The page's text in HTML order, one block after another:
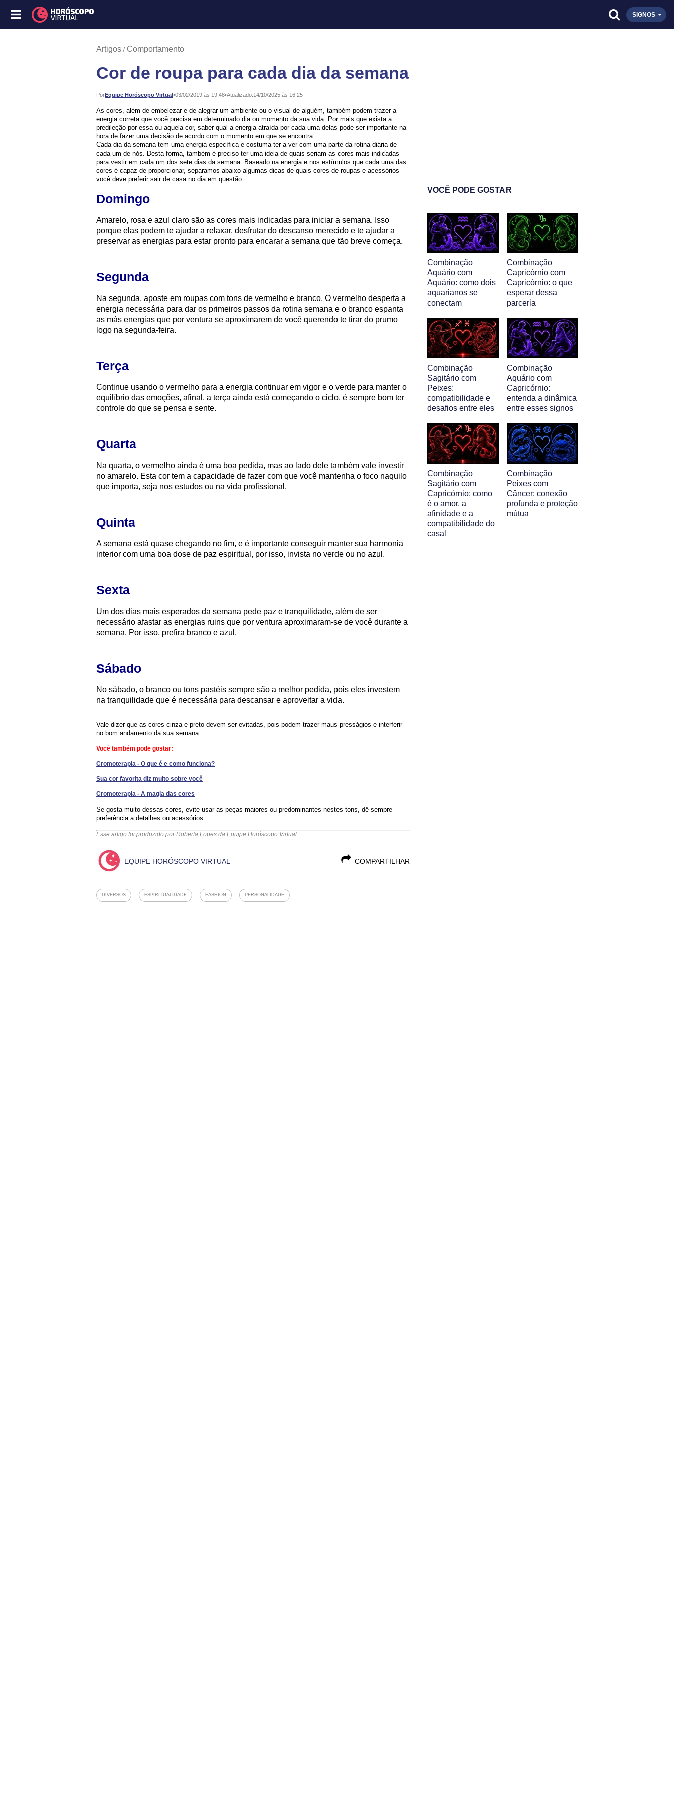
SIGNOS
Artigos Comportamento
Cor de roupa para cada dia da semana
PorEquipe Horóscopo Virtual•
Publicado: 03/02/2019 às 19:48•Atualizado:14/10/2025 às 16:25
As cores, além de embelezar e de alegrar um ambiente ou o visual de alguém, também podem trazer a
energia correta que você precisa em determinado dia ou momento da sua vida. Por mais que exista a
predileção por essa ou aquela cor, saber qual a energia atraída por cada uma delas pode ser importante na
hora de fazer uma decisão de acordo com o momento em que se encontra.
Cada dia da semana tem uma energia específica e costuma ter a ver com uma parte da rotina diária de
cada um de nós. Desta forma, também é preciso ter uma ideia de quais seriam as cores mais indicadas
para vestir em cada um dos sete dias da semana. Baseado na energia e nos estímulos que cada uma das
cores é capaz de proporcionar, separamos abaixo algumas dicas de quais cores de roupas e acessórios
você deve preferir sair de casa no dia em questão.
Domingo
Amarelo, rosa e azul claro são as cores mais indicadas para iniciar a semana. Isso
porque elas podem te ajudar a relaxar, desfrutar do descanso merecido e te ajudar a
preservar as energias para estar pronto para encarar a semana que tão breve começa.
Segunda
Na segunda, aposte em roupas com tons de vermelho e branco. O vermelho desperta a
energia necessária para dar os primeiros passos da rotina semana e o branco espanta
as más energias que por ventura se aproximarem de você querendo te tirar do prumo
logo na segunda-feira.
Terça
Continue usando o vermelho para a energia continuar em vigor e o verde para manter o
equilíbrio das emoções, afinal, a terça ainda está começando o ciclo, é sempre bom ter
controle do que se pensa e sente.
Quarta
Na quarta, o vermelho ainda é uma boa pedida, mas ao lado dele também vale investir
no amarelo. Esta cor tem a capacidade de fazer com que você mantenha o foco naquilo
que importa, seja nos estudos ou na vida profissional.
Quinta
A semana está quase chegando no fim, e é importante conseguir manter sua harmonia
interior com uma boa dose de paz espiritual, por isso, invista no verde ou no azul.
Sexta
Um dos dias mais esperados da semana pede paz e tranquilidade, além de ser
necessário afastar as energias ruins que por ventura aproximaram-se de você durante a
semana. Por isso, prefira branco e azul.
Sábado
No sábado, o branco ou tons pastéis sempre são a melhor pedida, pois eles investem
na tranquilidade que é necessária para descansar e aproveitar a vida.
Vale dizer que as cores cinza e preto devem ser evitadas, pois podem trazer maus presságios e interferir
no bom andamento da sua semana.
Você também pode gostar:
Cromoterapia - O que é e como funciona?
Sua cor favorita diz muito sobre você
Cromoterapia - A magia das cores
Se gosta muito dessas cores, evite usar as peças maiores ou predominantes nestes tons, dê sempre
preferência a detalhes ou acessórios.
Esse artigo foi produzido por Roberta Lopes da Equipe Horóscopo Virtual.
COMPARTILHAR
EQUIPE HORÓSCOPO VIRTUAL
DIVERSOS ESPIRITUALIDADE FASHION PERSONALIDADE
VOCÊ PODE GOSTAR
Combinação
Aquário com
Aquário: como dois
aquarianos se
conectam
Combinação
Capricórnio com
Capricórnio: o que
esperar dessa
parceria
Combinação
Sagitário com
Peixes:
compatibilidade e
desafios entre eles
Combinação
Aquário com
Capricórnio:
entenda a dinâmica
entre esses signos
Combinação
Sagitário com
Capricórnio: como
é o amor, a
afinidade e a
compatibilidade do
casal
Combinação
Peixes com
Câncer: conexão
profunda e proteção
mútua